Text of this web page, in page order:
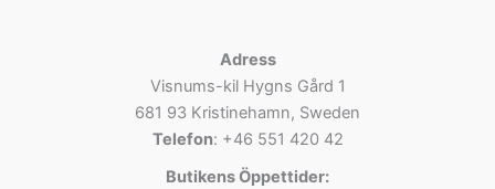
Adress
Visnums-kil Hygns Gård 1
681 93 Kristinehamn, Sweden
Telefon: +46 551 420 42
Butikens Öppettider: